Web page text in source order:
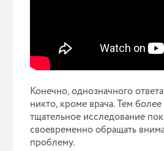
Конечно, однозначного
никто, кроме врача. Тем
тщательное исследование
своевременно обращать
проблему.